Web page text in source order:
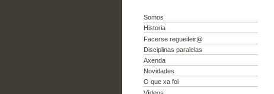
Somos
Historia
Facerse regueifeir@
Disciplinas paralelas
Axenda
Novidades
O que xa foi
Vídeos